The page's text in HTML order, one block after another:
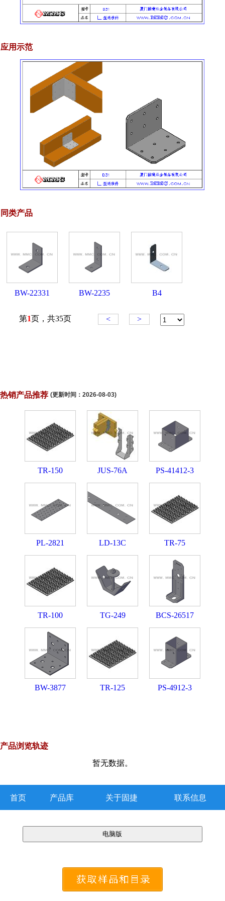
应用示范
同类产品
热销产品推荐 (更新时间： 2026-08-03)
TR-150 JUS-76A PS-41412-3
PL-2821 LD-13C TR-75
TR-100 TG-249 BCS-26517
BW-3877 TR-125 PS-4912-3
产品浏览轨迹
暂无数据。
首页 产品库 关于固捷 联系信息